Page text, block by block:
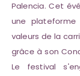
Palencia. Cet
une plateforme
valeurs de la
grâce à son
Le festival